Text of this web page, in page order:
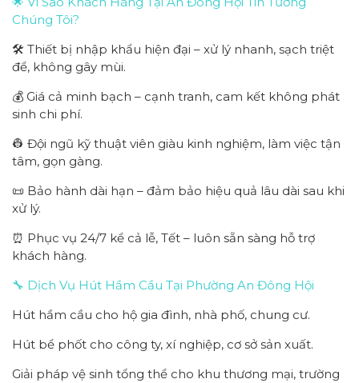
Chúng Tôi?
🛠 Thiết bị nhập khẩu hiện đại – xử lý nhanh, sạch triệt
để, không gây mùi.
💰 Giá cả minh bạch – cạnh tranh, cam kết không phát
sinh chi phí.
👷 Đội ngũ kỹ thuật viên giàu kinh nghiệm, làm việc tận
tâm, gọn gàng.
📜 Bảo hành dài hạn – đảm bảo hiệu quả lâu dài sau khi
xử lý.
⏰ Phục vụ 24/7 kể cả lễ, Tết – luôn sẵn sàng hỗ trợ
khách hàng.
🔧 Dịch Vụ Hút Hầm Cầu Tại Phường An Đông Hội
Hút hầm cầu cho hộ gia đình, nhà phố, chung cư.
Hút bể phốt cho công ty, xí nghiệp, cơ sở sản xuất.
Giải pháp vệ sinh tổng thể cho khu thương mại, trường